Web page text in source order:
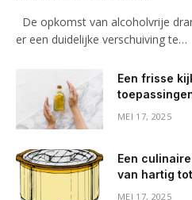
De opkomst van alcoholvrije
er een duidelijke verschuiving te…
Een frisse
MEI 17, 2025
Een
van hartig
MEI 17, 2025